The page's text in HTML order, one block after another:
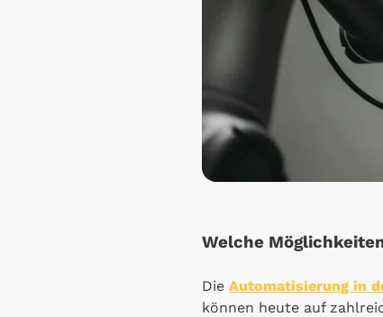
Welche
Die Automatisierung in
können heute auf